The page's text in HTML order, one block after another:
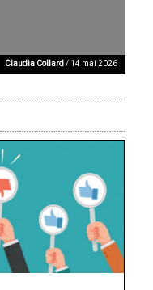
Claudia Collard/ 14 mai 2026